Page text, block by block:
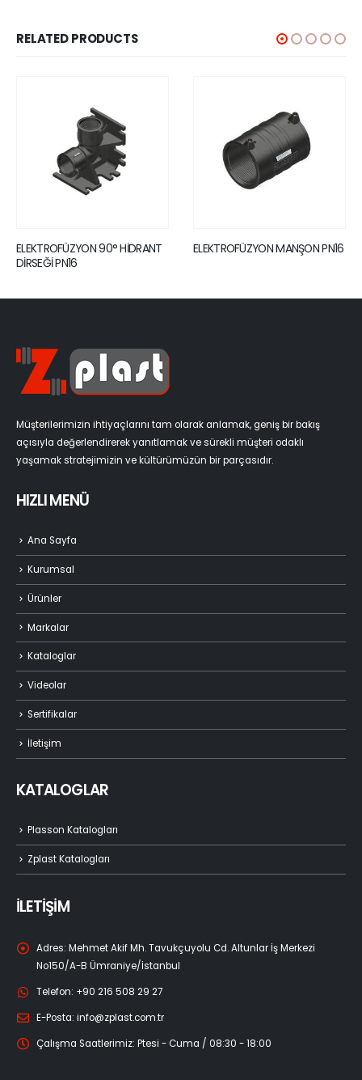
RELATED PRODUCTS
ELEKTROFÜZYON MANŞON PN16
ELEKTROFÜZYON UZUN
Müşterilerimizin ihtiyaçlarını tam olarak anlamak, geniş bir bakış
açısıyla değerlendirerek yanıtlamak ve sürekli müşteri odaklı
yaşamak stratejimizin ve kültürümüzün bir parçasıdır.
HIZLI MENÜ
Ana Sayfa
Kurumsal
Ürünler
Markalar
Kataloglar
Videolar
Sertifikalar
İletişim
KATALOGLAR
Plasson Katalogları
Zplast Katalogları
İLETİŞİM
Adres: Mehmet Akif Mh. Tavukçuyolu Cd. Altunlar İş Merkezi
No150/A-B Ümraniye/İstanbul
Telefon: +90 216 508 29 27
E-Posta: info@zplast.com.tr
Çalışma Saatlerimiz: Ptesi - Cuma / 08:30 - 18:00